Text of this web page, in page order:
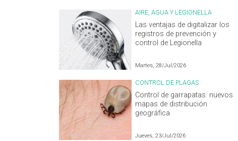
AIRE, AGUA Y LEGIONELLA
Las ventajas de digitalizar los
registros de prevención y
control de Legionella
Martes, 28/Jul/2026
CONTROL DE PLAGAS
Control de garrapatas: nuevos
mapas de distribución
geográfica
Jueves, 23/Jul/2026